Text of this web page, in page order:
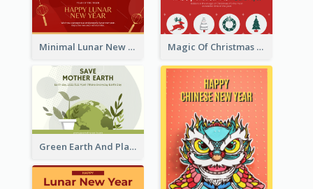
Minimal Lunar New Year Celebration Greeting Card Magic Of Christmas Holidays Greeting Card
Green Earth And Plants Illustrations Greeting Card